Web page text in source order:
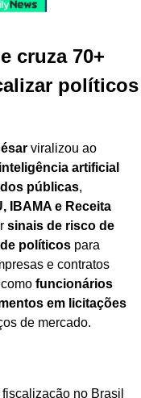
cruza 70+
políticos
viralizou ao
inteligência artificial
públicas,
IBAMA e Receita
sinais de risco de
políticos para
e contratos
funcionários
em licitações
de mercado.
no Brasil